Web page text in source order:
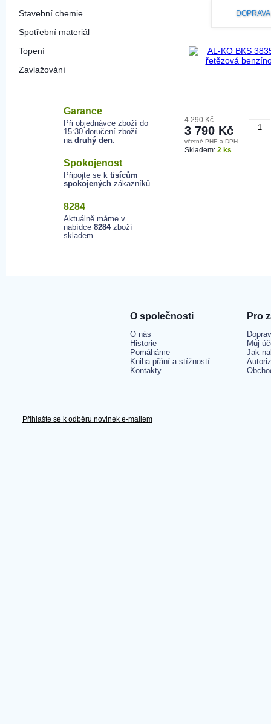
Stavební chemie
Spotřební materiál
Topení
Zavlažování
Garance
Při objednávce zboží do
15:30 doručení zboží
na druhý den.
Spokojenost
Připojte se k tisícům
spokojených zákazníků.
8284
Aktuálně máme v
nabídce 8284zboží
skladem.
4 290 Kč
3 790 Kč
včetně PHE a DPH
Skladem: 2 ks
O společnosti
O nás
Historie
Pomáháme
Kniha přání a stížností
Kontakty
Pro
Můj
Jak
Přihlašte se k odběru novinek e-mailem